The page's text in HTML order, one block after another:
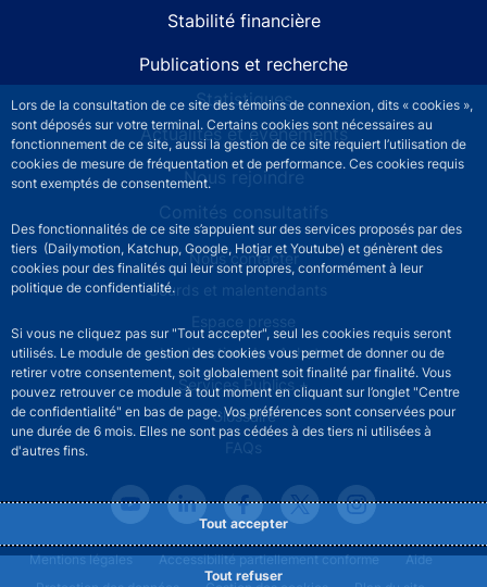
Lors de la consultation de ce site des témoins de connexion, dits « cookies »,
sont déposés sur votre terminal. Certains cookies sont nécessaires au
fonctionnement de ce site, aussi la gestion de ce site requiert l’utilisation de
cookies de mesure de fréquentation et de performance. Ces cookies requis
sont exemptés de consentement.
Des fonctionnalités de ce site s’appuient sur des services proposés par des
tiers (Dailymotion, Katchup, Google, Hotjar et Youtube) et génèrent des
cookies pour des finalités qui leur sont propres, conformément à leur
politique de confidentialité.
Si vous ne cliquez pas sur "Tout accepter", seul les cookies requis seront
utilisés. Le module de gestion des cookies vous permet de donner ou de
retirer votre consentement, soit globalement soit finalité par finalité. Vous
pouvez retrouver ce module à tout moment en cliquant sur l’onglet "Centre
de confidentialité" en bas de page. Vos préférences sont conservées pour
une durée de 6 mois. Elles ne sont pas cédées à des tiers ni utilisées à
d'autres fins.
Tout accepter
Tout refuser
Stabilité financière
Publications et recherche
Statistiques
Actualités et événements
Nous rejoindre
Comités consultatifs
Footer secondary menuNous contacter
Sourds et malentendants
Espace presse
La direction des Achats
Services Publics +
Glossaire
FAQs
Footer legal notice menu
Mentions légales Accessibilité partiellement conforme
Aide